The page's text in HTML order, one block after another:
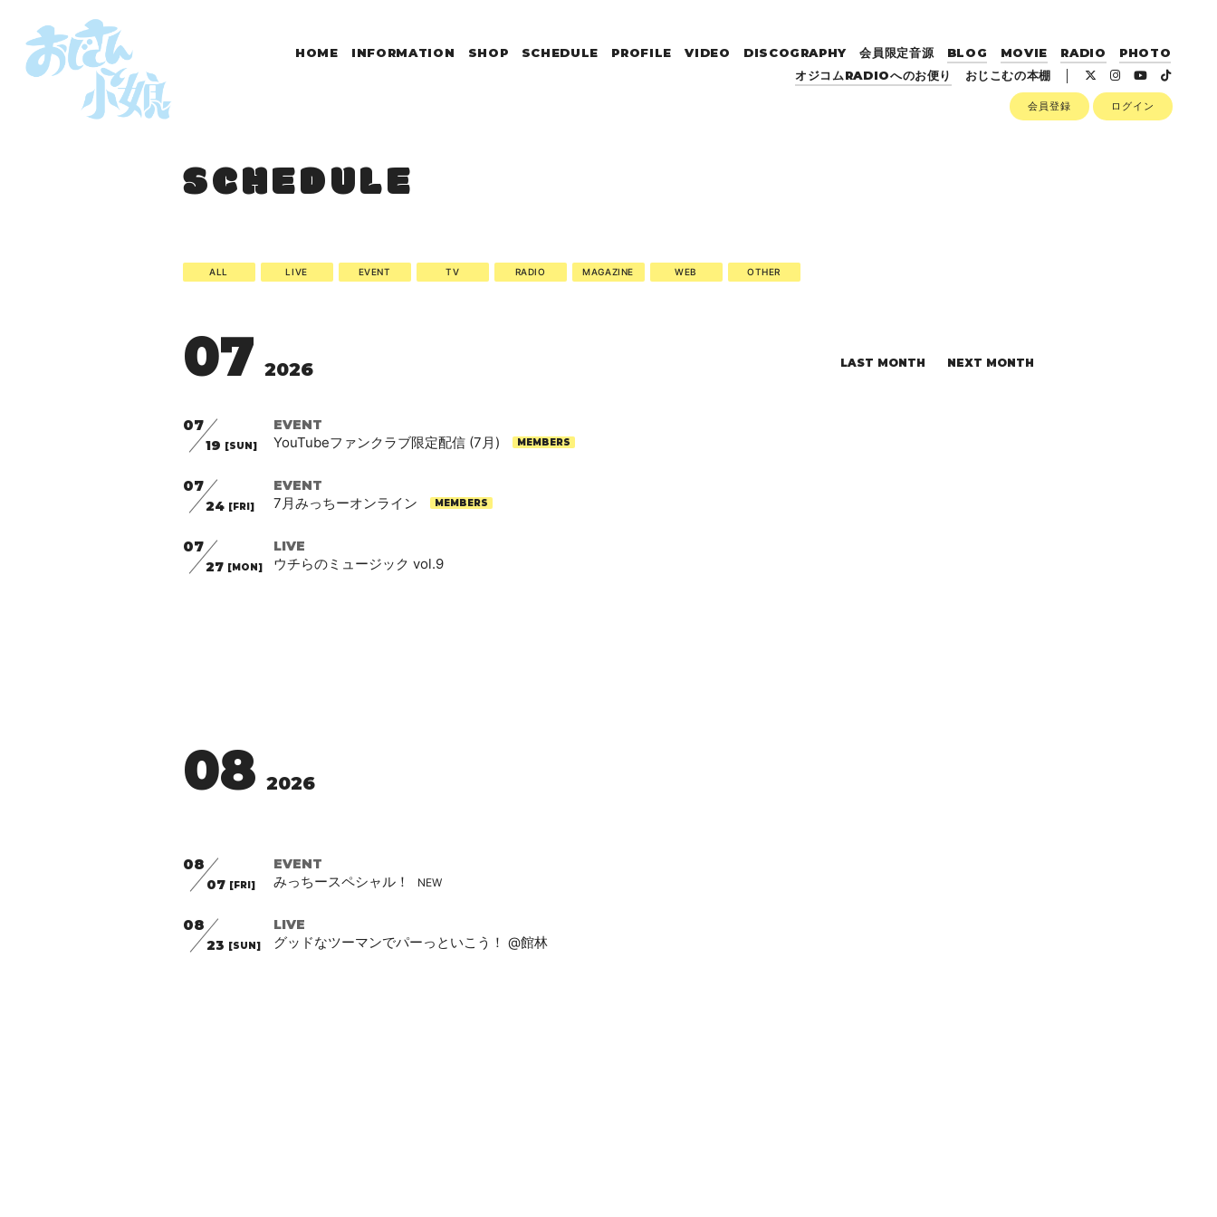
HOME INFORMATION SHOP SCHEDULE PROFILE VIDEO DISCOGRAPHY 会員限定音源 BLOG MOVIE RADIO
PHOTO
オジコムRADIOへのお便り
おじこむの本棚
会員登録 ログイン
SCHEDULE
ALL LIVE EVENT TV RADIO MAGAZINE WEB OTHER
07 2026 LAST MONTH NEXT MONTH
07
19 [SUN]
EVENT
YouTubeファンクラブ限定配信 (7月)
07
24 [FRI]
EVENT
7月みっちーオンライン
07
27 [MON]
LIVE
ウチらのミュージック vol.9
08 2026
08
07 [FRI]
EVENT
みっちースペシャル！
08
23 [SUN]
LIVE
グッドなツーマンでパーっといこう！ @館林